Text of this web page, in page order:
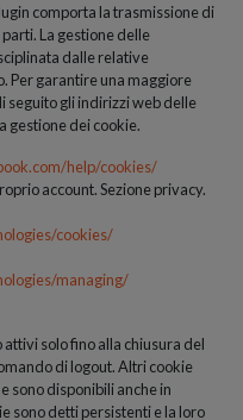
comporta la trasmissione di
La gestione delle
dalle relative
Per garantire una maggiore
seguito gli indirizzi web delle
gestione dei cookie.
help/cookies/
account. Sezione privacy.
cookies/
managing/
solo fino alla chiusura del
di logout. Altri cookie
sono disponibili anche in
sono detti persistenti e la loro